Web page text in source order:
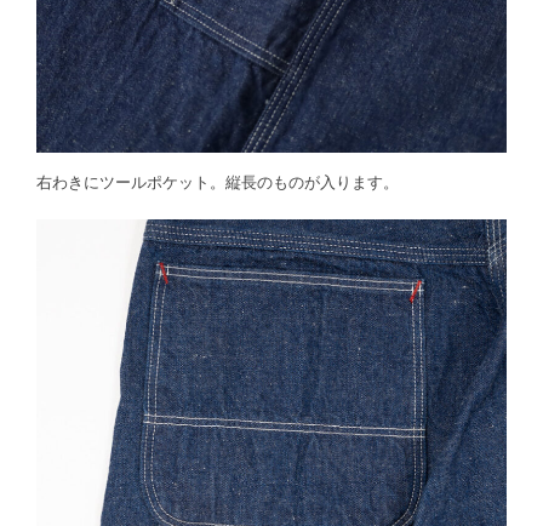
右わきにツールポケット。縦長のものが入ります。